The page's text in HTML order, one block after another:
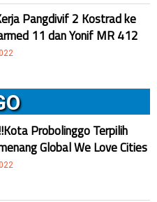
Pangdivif 2 Kostrad ke
11 dan Yonif MR 412
Probolinggo Terpilih
Global We Love Cities